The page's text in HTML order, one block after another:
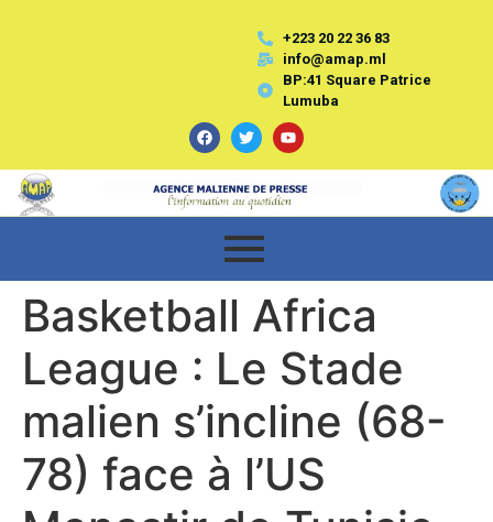
+223 20 22 36 83
info@amap.ml
BP:41 Square Patrice
Lumuba
Basketball Africa
League : Le Stade
malien s’incline (68-
78) face à l’US